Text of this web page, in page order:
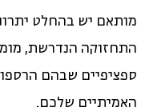
מותאם יש בהחלט
התחזוקה הנדרשת,
ספציפיים שבהם
האמיתיים שלכם.